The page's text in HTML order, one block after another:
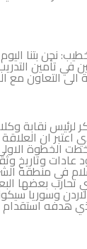
نحن بتنا
في تأمين
الى التعاون مع
نقابة
اعتبر ان
الخطوة
وتاريخ
في منطقة
تحارب بعضها
وسوريا
هدفه